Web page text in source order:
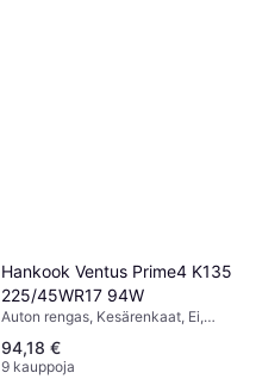
Hankook Ventus Prime4 K135
225/45WR17 94W
Auton rengas, Kesärenkaat, Ei,
Nopeusindeksi W (270 km/h)
94,18 €
9 kauppoja